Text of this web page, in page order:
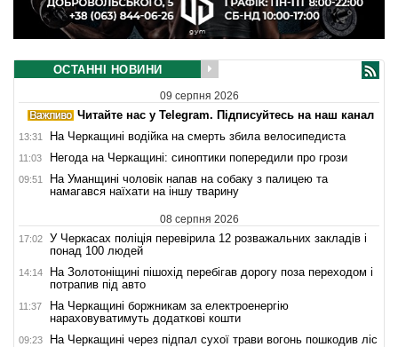
ОСТАННІ НОВИНИ
09 серпня 2026
Читайте нас у Telegram. Підписуйтесь на наш канал
13:31 На Черкащині водійка на смерть збила велосипедиста
11:03 Негода на Черкащині: синоптики попередили про грози
09:51
На Уманщині чоловік напав на собаку з палицею та
намагався наїхати на іншу тварину
08 серпня 2026
17:02
У Черкасах поліція перевірила 12 розважальних закладів і
понад 100 людей
14:14
На Золотоніщині пішохід перебігав дорогу поза переходом і
потрапив під авто
11:37
На Черкащині боржникам за електроенергію
нараховуватимуть додаткові кошти
09:23 На Черкащині через підпал сухої трави вогонь пошкодив ліс